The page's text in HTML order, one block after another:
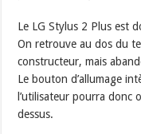
Le LG Stylus 2 Plus est
On retrouve au dos du
constructeur, mais
Le bouton d’allumage
l’utilisateur pourra donc
dessus.